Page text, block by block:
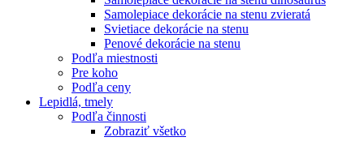
Samolepiace dekorácie na stenu zvieratá
Svietiace dekorácie na stenu
Penové dekorácie na stenu
Podľa miestnosti
Pre koho
Podľa ceny
Lepidlá, tmely
Podľa činnosti
Zobraziť všetko